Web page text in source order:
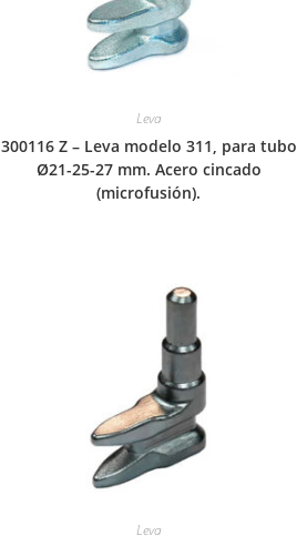
Leva
300116 Z – Leva modelo 311, para tubo
Ø21-25-27 mm. Acero cincado
(microfusión).
Leva